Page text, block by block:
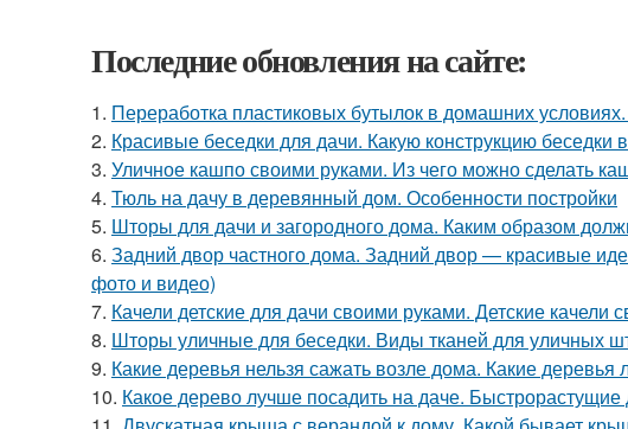
Последние обновления на сайте:
1. Переработка пластиковых бутылок в домашних
2. Красивые беседки для дачи. Какую конструкцию беседки
3. Уличное кашпо своими руками. Из чего можно сделать
4. Тюль на дачу в деревянный дом. Особенности постройки
5. Шторы для дачи и загородного дома. Каким образом
6. Задний двор частного дома. Задний двор — красивые
фото и видео)
7. Качели детские для дачи своими руками. Детские
8. Шторы уличные для беседки. Виды тканей для уличных
9. Какие деревья нельзя сажать возле дома. Какие деревья
10. Какое дерево лучше посадить на даче. Быстрорастущие